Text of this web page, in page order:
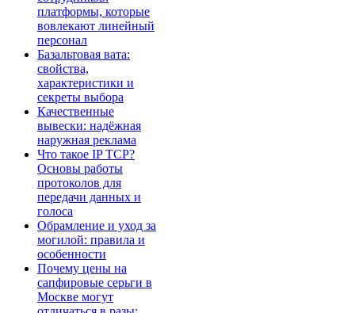
платформы, которые
вовлекают линейный
персонал
Базальтовая вата:
свойства,
характеристики и
секреты выбора
Качественные
вывески: надёжная
наружная реклама
Что такое IP TCP?
Основы работы
протоколов для
передачи данных и
голоса
Обрамление и уход за
могилой: правила и
особенности
Почему цены на
сапфировые серьги в
Москве могут